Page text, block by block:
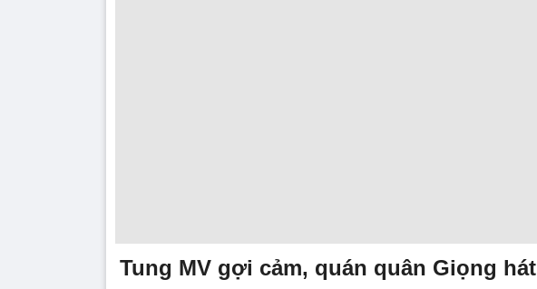
Tung MV gợi cảm, quán quân Giọng hát